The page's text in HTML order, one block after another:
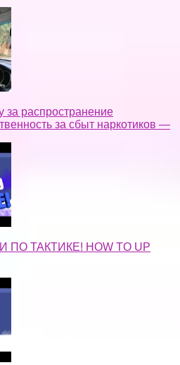
за распространение
за сбыт наркотиков —
ТАКТИКЕ! HOW TO UP